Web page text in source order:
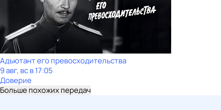
Адъютант его превосходительства
9 авг, вс в 17:05
Доверие
Больше похожих передач